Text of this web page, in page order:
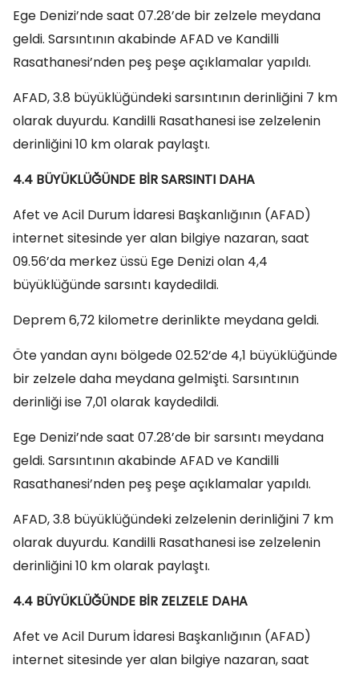
Ege Denizi’nde saat 07.28’de bir zelzele meydana
geldi. Sarsıntının akabinde AFAD ve Kandilli
Rasathanesi’nden peş peşe açıklamalar yapıldı.
AFAD, 3.8 büyüklüğündeki sarsıntının derinliğini 7 km
olarak duyurdu. Kandilli Rasathanesi ise zelzelenin
derinliğini 10 km olarak paylaştı.
4.4 BÜYÜKLÜĞÜNDE BİR SARSINTI DAHA
Afet ve Acil Durum İdaresi Başkanlığının (AFAD)
internet sitesinde yer alan bilgiye nazaran, saat
09.56’da merkez üssü Ege Denizi olan 4,4
büyüklüğünde sarsıntı kaydedildi.
Deprem 6,72 kilometre derinlikte meydana geldi.
Öte yandan aynı bölgede 02.52’de 4,1 büyüklüğünde
bir zelzele daha meydana gelmişti. Sarsıntının
derinliği ise 7,01 olarak kaydedildi.
Ege Denizi’nde saat 07.28’de bir sarsıntı meydana
geldi. Sarsıntının akabinde AFAD ve Kandilli
Rasathanesi’nden peş peşe açıklamalar yapıldı.
AFAD, 3.8 büyüklüğündeki zelzelenin derinliğini 7 km
olarak duyurdu. Kandilli Rasathanesi ise zelzelenin
derinliğini 10 km olarak paylaştı.
4.4 BÜYÜKLÜĞÜNDE BİR ZELZELE DAHA
Afet ve Acil Durum İdaresi Başkanlığının (AFAD)
internet sitesinde yer alan bilgiye nazaran, saat